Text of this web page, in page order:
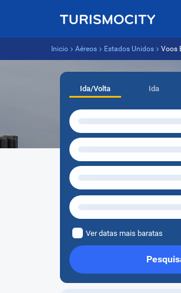
Inicio Aéreos Estados Unidos Voos
Ida/Volta Ida
Ver datas mais baratas